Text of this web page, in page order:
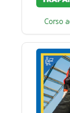
Corso